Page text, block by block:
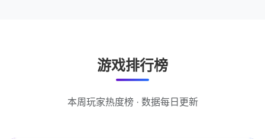
游戏排行榜
本周玩家热度榜 · 数据每日更新